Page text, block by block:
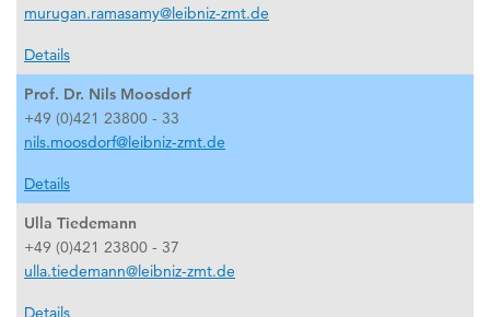
murugan.ramasamy@leibniz-zmt.de
Details
Prof. Dr. Nils Moosdorf
+49 (0)421 23800 - 33
nils.moosdorf@leibniz-zmt.de
Details
Ulla Tiedemann
+49 (0)421 23800 - 37
ulla.tiedemann@leibniz-zmt.de
Details